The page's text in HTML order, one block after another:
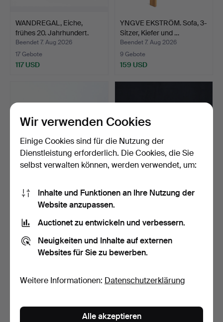
WANDREGAL, Eiche,
frühes 20. Jahrhundert.
Beendet 7. Aug 2026
17 Gebote
117 USD
YNGVE EKSTRÖM. Sofa, 3-
Sitzer, Kiefer und …
Beendet 7. Aug 2026
9 Gebote
159 USD
OIDENTIFIERAD
KONSTNÄR. Figur,
Flusspferd,…
Beendet 7. Aug 2026
3 Gebote
HERMÈS. Schal,
"Napoléon", Seide,
11 Gebote
Wir verwenden Cookies
Einige Cookies sind für die Nutzung der
Dienstleistung erforderlich. Die Cookies, die Sie
selbst verwalten können, werden verwendet, um:
Inhalte und Funktionen an Ihre Nutzung der
Website anzupassen.
Auctionet zu entwickeln und verbessern.
Neuigkeiten und Inhalte auf externen
Websites für Sie zu bewerben.
Weitere Informationen: Datenschutzerklärung
Alle akzeptieren